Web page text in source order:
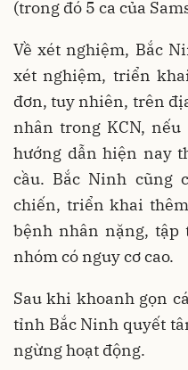
(trong đó 5 ca của
Về xét nghiệm, Bắc
xét nghiệm, triển
đơn, tuy nhiên, trên
nhân trong KCN,
hướng dẫn hiện nay
cầu. Bắc Ninh cũng
chiến, triển khai
bệnh nhân nặng, tập
nhóm có nguy cơ cao.
Sau khi khoanh gọn
tỉnh Bắc Ninh quyết
ngừng hoạt động.